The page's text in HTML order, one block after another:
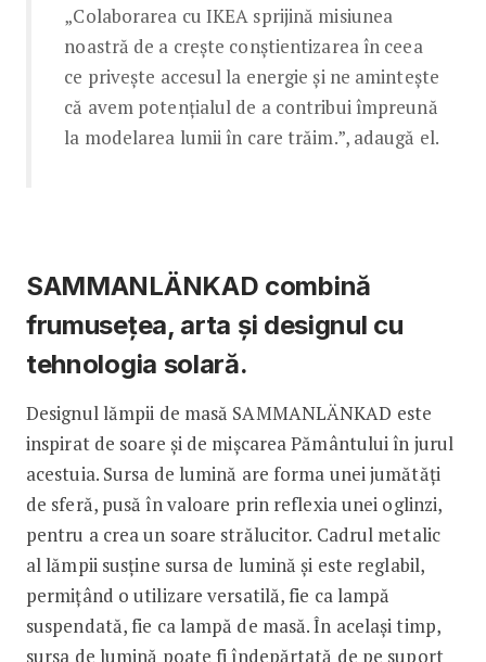
„Colaborarea cu IKEA sprijină misiunea
noastră de a crește conștientizarea în ceea
ce privește accesul la energie și ne amintește
că avem potențialul de a contribui împreună
la modelarea lumii în care trăim.”, adaugă el.
SAMMANLÄNKAD combină
frumusețea, arta și designul cu
tehnologia solară.
Designul lămpii de masă SAMMANLÄNKAD este
inspirat de soare și de mișcarea Pământului în jurul
acestuia. Sursa de lumină are forma unei jumătăți
de sferă, pusă în valoare prin reflexia unei oglinzi,
pentru a crea un soare strălucitor. Cadrul metalic
al lămpii susține sursa de lumină și este reglabil,
permițând o utilizare versatilă, fie ca lampă
suspendată, fie ca lampă de masă. În același timp,
sursa de lumină poate fi îndepărtată de pe suport